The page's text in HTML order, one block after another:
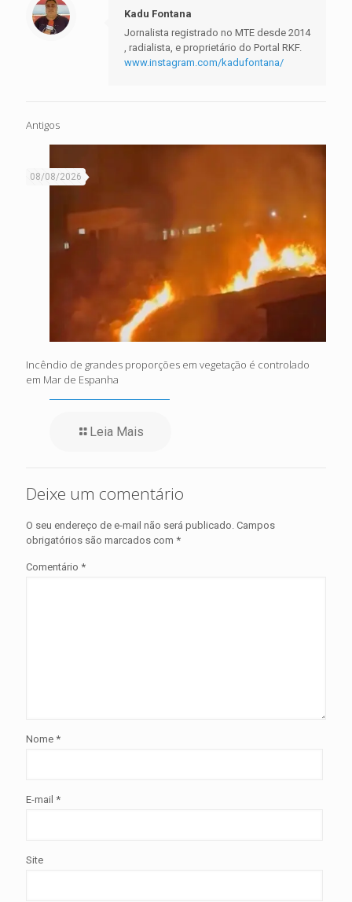
Kadu Fontana
Jornalista registrado no MTE desde 2014
, radialista, e proprietário do Portal RKF.
www.instagram.com/kadufontana/
Antigos
08/08/2026
Incêndio de grandes proporções em vegetação é controlado
em Mar de Espanha
Leia Mais
Deixe um comentário
O seu endereço de e-mail não será publicado. Campos
obrigatórios são marcados com *
Comentário *
Nome *
E-mail *
Site